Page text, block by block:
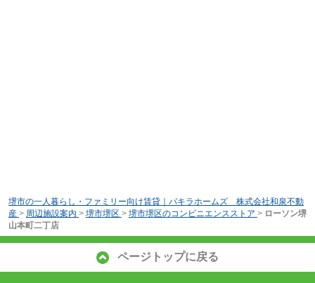
堺市の一人暮らし・ファミリー向け賃貸｜パキラホームズ 株式会社和泉不動
産 > 周辺施設案内 > 堺市堺区 > 堺市堺区のコンビニエンスストア > ローソン堺
山本町二丁店
ページトップに戻る